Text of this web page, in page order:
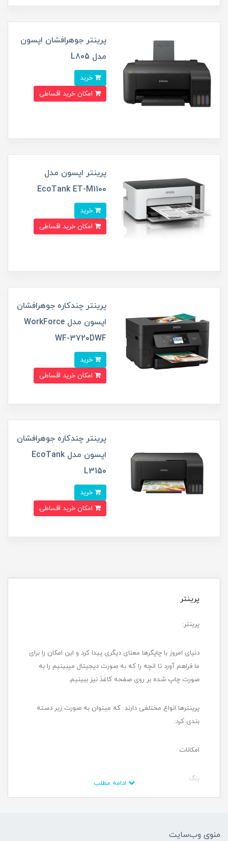
پرینتر جوهرافشان اپسون
مدل L805
پرینتر اپسون مدل
EcoTank ET-M1100
پرینتر چندکاره جوهرافشان
اپسون مدل WorkForce
WF-3720DWF
پرینتر چندکاره جوهرافشان
اپسون مدل EcoTank
L3150
پرینتر
پرینتر:
دنیای امروز با چاپگرها معنای دیگری پیدا کرد و این امکان را برای
ما فراهم آورد تا انچه را که به صورت دیجیتال می­بینیم را به
صورت چاپ شده بر روی صفحه کاغذ نیز ببینیم.
پرینترها انواع مختلفی دارند که می­توان به صورت زیر دسته
بندی کرد:
امکانات
رنگ
امکانات: پرینترها بر حسب نیاز به دو دسته ساده و حرفه­ای
منوی وب‌سایت